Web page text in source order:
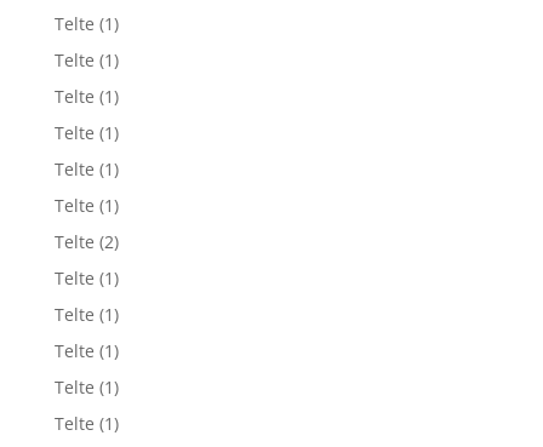
Telte (1)
Telte (1)
Telte (1)
Telte (1)
Telte (1)
Telte (1)
Telte (2)
Telte (1)
Telte (1)
Telte (1)
Telte (1)
Telte (1)